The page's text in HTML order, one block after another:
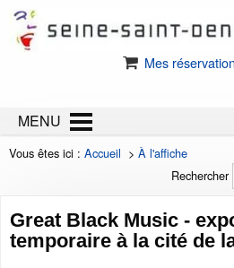
Mes
MENU
Vous êtes ici : Accueil > À l'affiche
Rechercher
Great Black Music -
temporaire à la cité de